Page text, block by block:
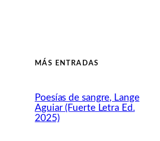
MÁS ENTRADAS
Poesías de sangre, Lange
Aguiar (Fuerte Letra Ed.
2025)